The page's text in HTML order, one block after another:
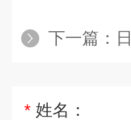
下一篇：
* 姓名：